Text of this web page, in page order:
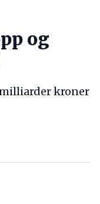
og
milliarder kroner